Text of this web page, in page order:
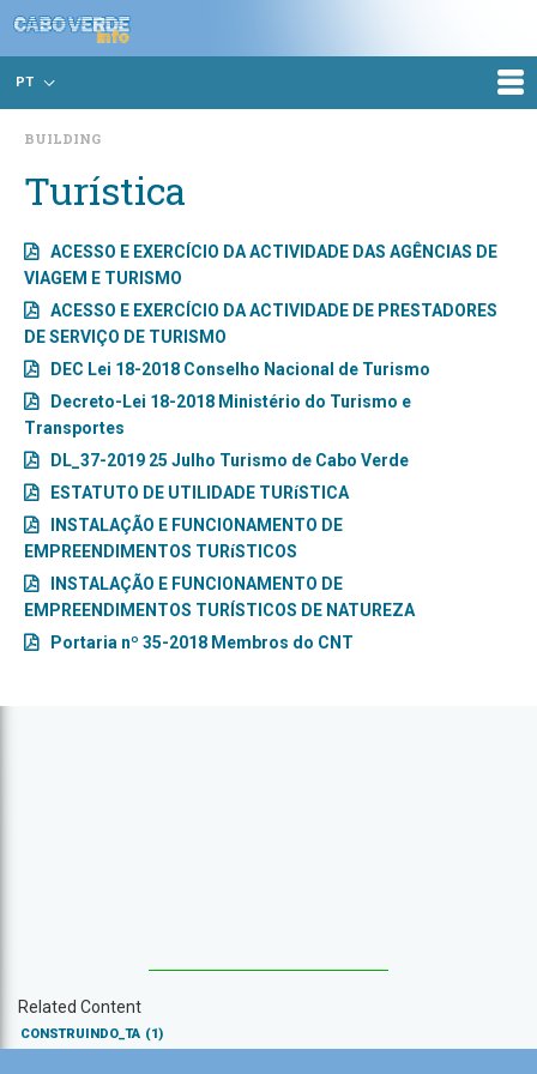
PT
BUILDING
Turística
ACESSO E EXERCÍCIO DA ACTIVIDADE DAS AGÊNCIAS DE
VIAGEM E TURISMO
ACESSO E EXERCÍCIO DA ACTIVIDADE DE PRESTADORES
DE SERVIÇO DE TURISMO
DEC Lei 18-2018 Conselho Nacional de Turismo
Decreto-Lei 18-2018 Ministério do Turismo e
Transportes
DL_37-2019 25 Julho Turismo de Cabo Verde
ESTATUTO DE UTILIDADE TURíSTICA
INSTALAÇÃO E FUNCIONAMENTO DE
EMPREENDIMENTOS TURíSTICOS
INSTALAÇÃO E FUNCIONAMENTO DE
EMPREENDIMENTOS TURÍSTICOS DE NATUREZA
Portaria nº 35-2018 Membros do CNT
Related Content
CONSTRUINDO_TA (1)